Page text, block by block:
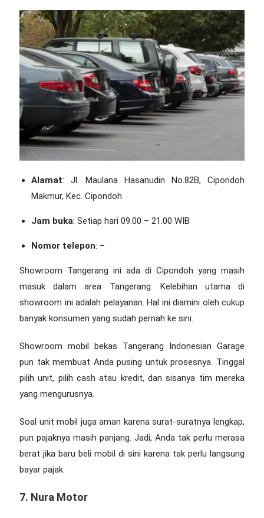
Alamat: Jl. Maulana Hasanudin No.82B, Cipondoh
Makmur, Kec. Cipondoh
Jam buka: Setiap hari 09.00 – 21.00 WIB
Nomor telepon: –
Showroom Tangerang ini ada di Cipondoh yang masih
masuk dalam area Tangerang. Kelebihan utama di
showroom ini adalah pelayanan. Hal ini diamini oleh cukup
banyak konsumen yang sudah pernah ke sini.
Showroom mobil bekas Tangerang
Indonesian Garage
pun tak membuat Anda pusing untuk prosesnya. Tinggal
pilih unit, pilih cash atau kredit, dan sisanya tim mereka
yang mengurusnya.
Soal unit mobil juga aman karena surat-suratnya lengkap,
pun pajaknya masih panjang. Jadi, Anda tak perlu merasa
berat jika baru beli mobil di sini karena tak perlu langsung
bayar pajak.
7. Nura Motor